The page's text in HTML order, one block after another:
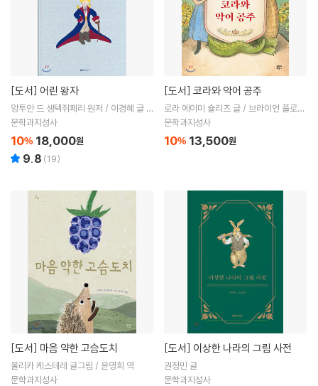
[도서] 어린 왕자
앙투안 드 생텍쥐페리 원저 / 이경혜 글 /
민혜숙 편
문학과지성사
10% 18,000원
9.8 (19)
[도서] 코라와 악어 공주
로라 에이미 슐리츠 글 / 브라이언 플로카
그림 / 이혜원 역
문학과지성사
10% 13,500원
[도서] 마음 약한 고슴도치
울리카 케스테레 글그림 / 윤영희 역
문학과지성사
[도서] 이상한 나라의 그림 사전
권정민 글
문학과지성사